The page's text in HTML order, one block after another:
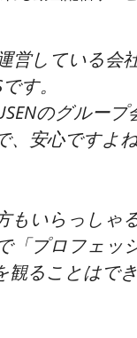
営している会
です。
のグループ
、安心ですよね
もいらっしゃ
「プロフェッ
観ることはでき